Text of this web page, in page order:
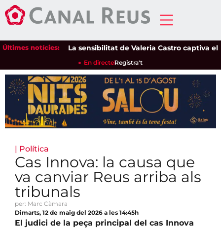
Últimes notícies:La sensibilitat de Valeria Castro captiva el
En directeRegistra't
| Política
Cas Innova: la causa que
va canviar Reus arriba als
tribunals
per: Marc Càmara
Dimarts, 12 de maig del 2026 a les 14:45h
El judici de la peça principal del cas Innova